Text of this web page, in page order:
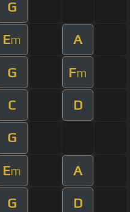
G
Em A
G Fm
C D
G
Em A
G D